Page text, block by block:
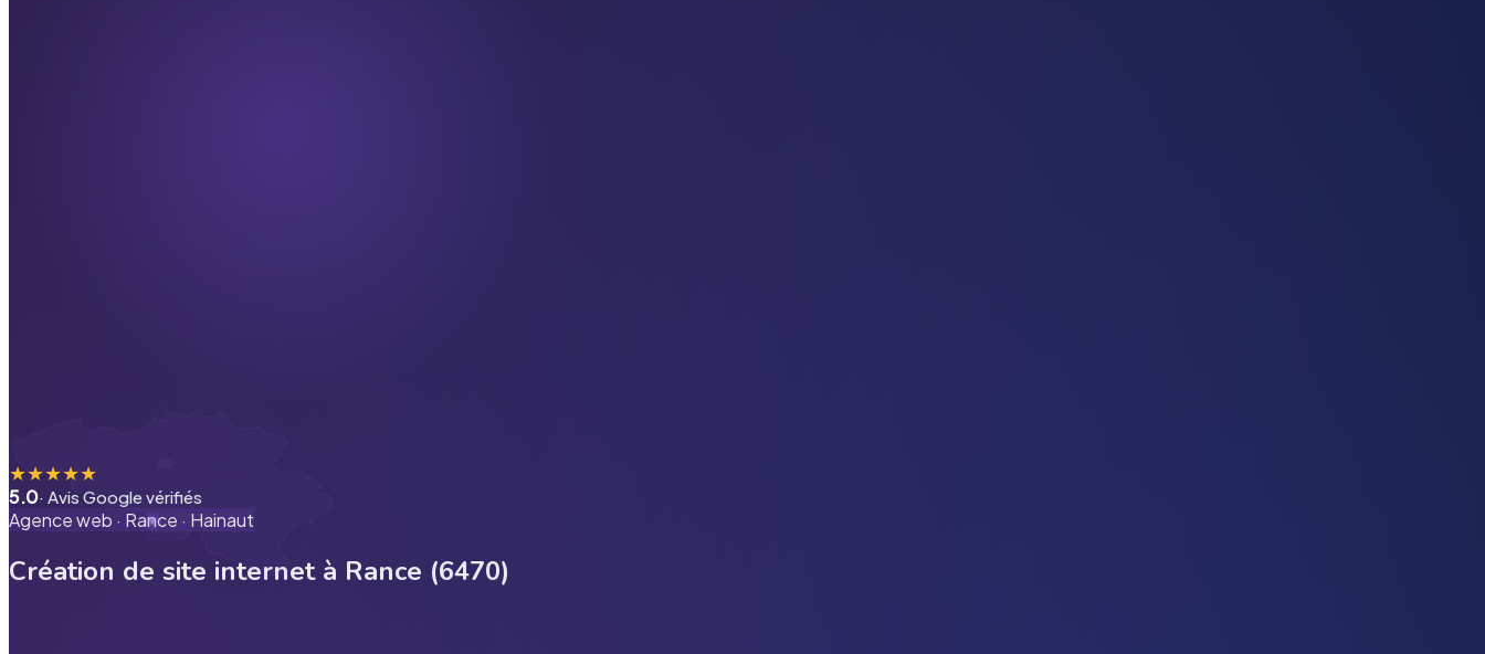
★★★★★
5.0· Avis Google vérifiés
Agence web · Rance · Hainaut
Création de site internet à Rance (6470)